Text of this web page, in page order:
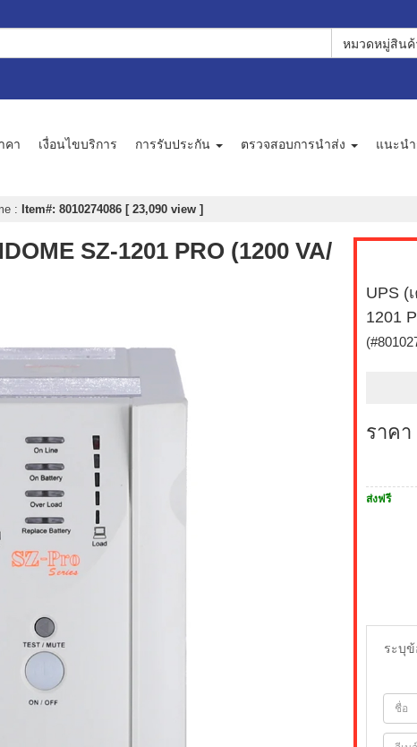
หมวดหมู่สินค้
คา เงื่อนไขบริการ การรับประกัน ตรวจสอบการนำส่ง แนะน
: Item#: 8010274086 [ 23,090 view ]
SZ-1201 PRO (1200 VA/
UPS (
1201
ราคา
ส่งฟรี
ระบุข้